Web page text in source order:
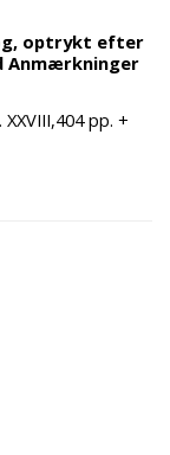
optrykt efter
Anmærkninger
pp. +